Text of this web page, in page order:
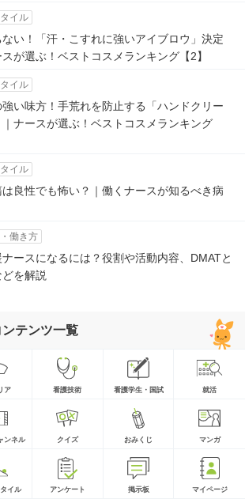
イル
い！「汗・こすれに強いアイブロウ」決定
が選ぶ！ベストコスメランキング【2】
イル
い味方！手荒れを防止する「ハンドクリー
｜ナースが選ぶ！ベストコスメランキング
イル
は良性でも怖い？｜働くナースが知るべき病
働き方
ースになるには？役割や活動内容、DMATと
を解説
テンツ一覧
ア 看護技術 看護学生・国試 就活
ンネル クイズ おみくじ マンガ
イル アンケート 掲示板 マイページ